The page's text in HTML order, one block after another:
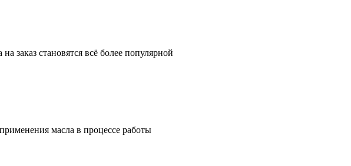
заказ становятся всё более популярной
масла в процессе работы